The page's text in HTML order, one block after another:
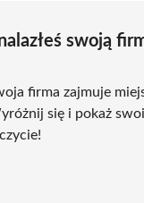
swoją
firma zajmuje
się i pokaż